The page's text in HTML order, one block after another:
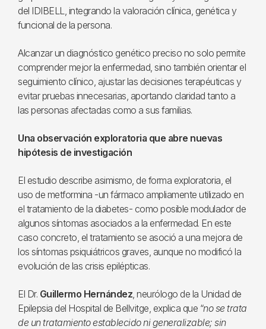
del IDIBELL, integrando la valoración clínica, genética y
funcional de la persona.
Alcanzar un diagnóstico genético preciso no solo permite
comprender mejor la enfermedad, sino también orientar el
seguimiento clínico, ajustar las decisiones terapéuticas y
evitar pruebas innecesarias, aportando claridad tanto a
las personas afectadas como a sus familias.
Una observación exploratoria que abre nuevas
hipótesis de investigación
El estudio describe asimismo, de forma exploratoria, el
uso de metformina -un fármaco ampliamente utilizado en
el tratamiento de la diabetes- como posible modulador de
algunos síntomas asociados a la enfermedad. En este
caso concreto, el tratamiento se asoció a una mejora de
los síntomas psiquiátricos graves, aunque no modificó la
evolución de las crisis epilépticas.
El Dr. Guillermo Hernández, neurólogo de la Unidad de
Epilepsia del Hospital de Bellvitge, explica que “no se trata
de un tratamiento establecido ni generalizable; sin